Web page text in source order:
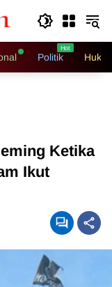
Politik
Ketika
Ikut